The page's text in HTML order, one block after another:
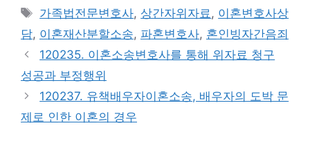
Tags
가족법전문변호사, 상간자위자료 , 이혼변호사상
담, 이혼재산분할소송, 파혼변호사, 혼인빙자간음죄
120235. 이혼소송변호사를 통해 위자료 청구
성공과 부정행위
120237. 유책배우자이혼소송, 배우자의 도박 문
제로 인한 이혼의 경우